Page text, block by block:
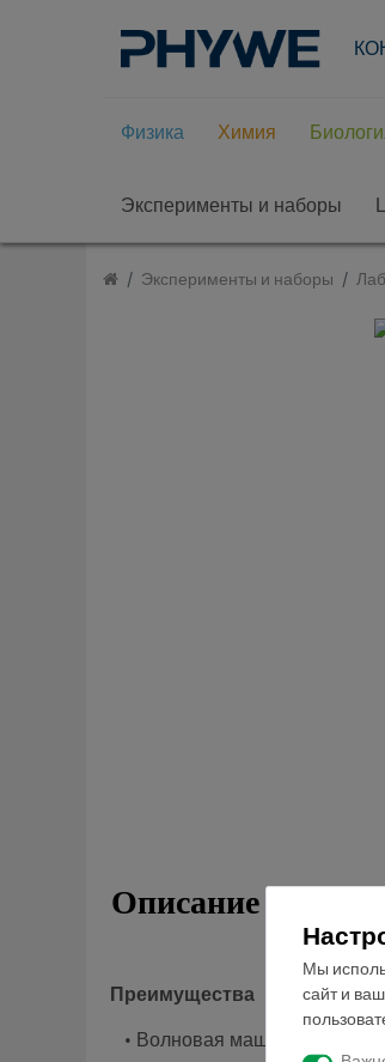
Физика Химия
Эксперименты и наборы
Эксперименты и наборы
Описание
Преимущества
• Волновая машина на
Мы
сайт и